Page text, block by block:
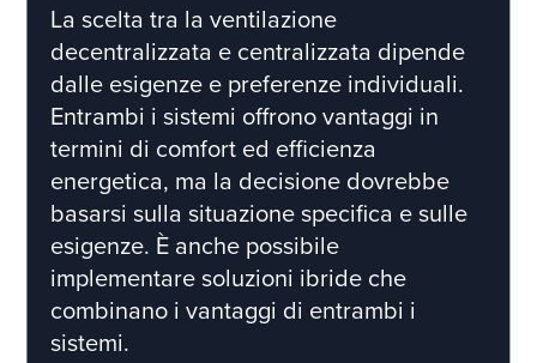
La scelta tra la ventilazione
decentralizzata e centralizzata dipende
dalle esigenze e preferenze individuali.
Entrambi i sistemi offrono vantaggi in
termini di comfort ed efficienza
energetica, ma la decisione dovrebbe
basarsi sulla situazione specifica e sulle
esigenze. È anche possibile
implementare soluzioni ibride che
combinano i vantaggi di entrambi i
sistemi.